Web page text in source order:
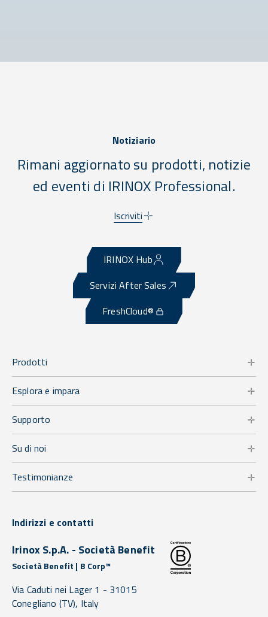
Notiziario
Rimani aggiornato su prodotti, notizie
ed eventi di IRINOX Professional.
Iscriviti
IRINOX Hub
Servizi After Sales
FreshCloud®
Prodotti
Esplora e impara
Supporto
Su di noi
Testimonianze
Indirizzi e contatti
Irinox S.p.A. - Società Benefit
Società Benefit | B Corp™
Via Caduti nei Lager 1 - 31015
Conegliano (TV), Italy